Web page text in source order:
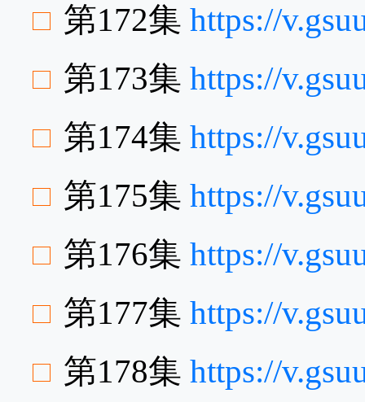
第172集 https://
第173集 https://
第174集 https://
第175集 https://
第176集 https://
第177集 https://
第178集 https://